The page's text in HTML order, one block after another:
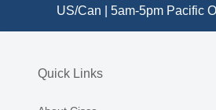
US/Can | 5am-5pm Pacific